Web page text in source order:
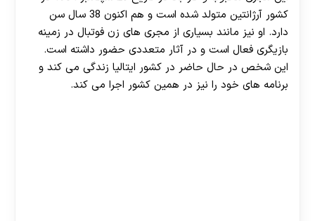
کشور آرژانتین متولد شده است و هم اکنون 38 سال سن
دارد. او نیز مانند بسیاری از مجری های زن فوتبال در زمینه
بازیگری فعال است و در آثار متعددی حضور داشته است.
این شخص در حال حاضر در کشور ایتالیا زندگی می کند و
برنامه های خود را نیز در همین کشور اجرا می کند.